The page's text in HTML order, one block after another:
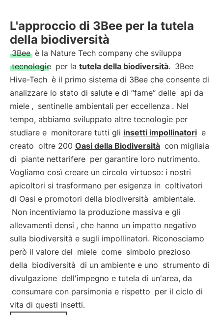
L'approccio di 3Bee per la tutela
della biodiversità
3Bee è la Nature Tech company che sviluppa
tecnologie per la tutela della biodiversità. 3Bee
Hive-Tech è il primo sistema di 3Bee che consente di
analizzare lo stato di salute e di “fame” delle api da
miele , sentinelle ambientali per eccellenza . Nel
tempo, abbiamo sviluppato altre tecnologie per
studiare e monitorare tutti gli insetti impollinatori e
creato oltre 200 Oasi della Biodiversità con migliaia
di piante nettarifere per garantire loro nutrimento.
Vogliamo così creare un circolo virtuoso: i nostri
apicoltori si trasformano per esigenza in coltivatori
di Oasi e promotori della biodiversità ambientale.
Non incentiviamo la produzione massiva e gli
allevamenti densi , che hanno un impatto negativo
sulla biodiversità e sugli impollinatori. Riconosciamo
però il valore del miele come simbolo prezioso
della biodiversità di un ambiente e uno strumento di
divulgazione dell'impegno e tutela di un'area, da
consumare con parsimonia e rispetto per il ciclo di
vita di questi insetti.